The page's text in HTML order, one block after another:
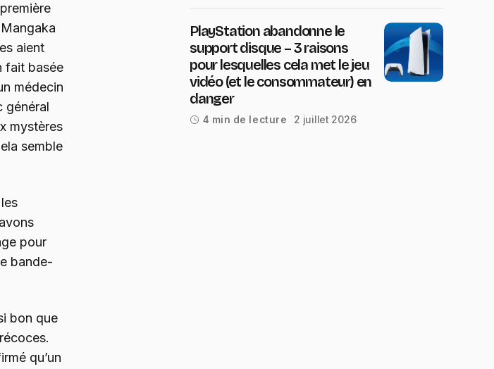
aient
fait basée
médecin
général
mystères
semble
pour
bande-
bon que
qu’un
PlayStation abandonne le
support disque – 3 raisons
pour lesquelles cela met le jeu
vidéo (et le consommateur) en
danger
4 min de lecture 2 juillet 2026